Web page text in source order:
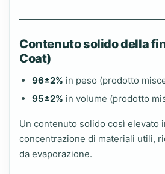
Contenuto solido della
Coat)
96±2% in peso (prodotto
95±2% in volume (prodotto
Un contenuto solido così elevato
concentrazione di materiali utili,
da evaporazione.